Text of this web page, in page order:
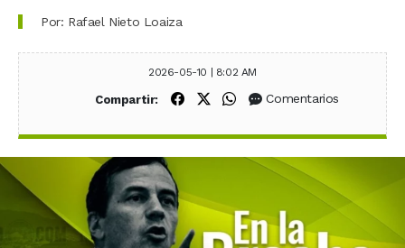
Por: Rafael Nieto Loaiza
2026-05-10 | 8:02 AM
Compartir: Compartir en Facebook
Compartir en X (Twitter)
Compartir en WhatsApp
Comentarios